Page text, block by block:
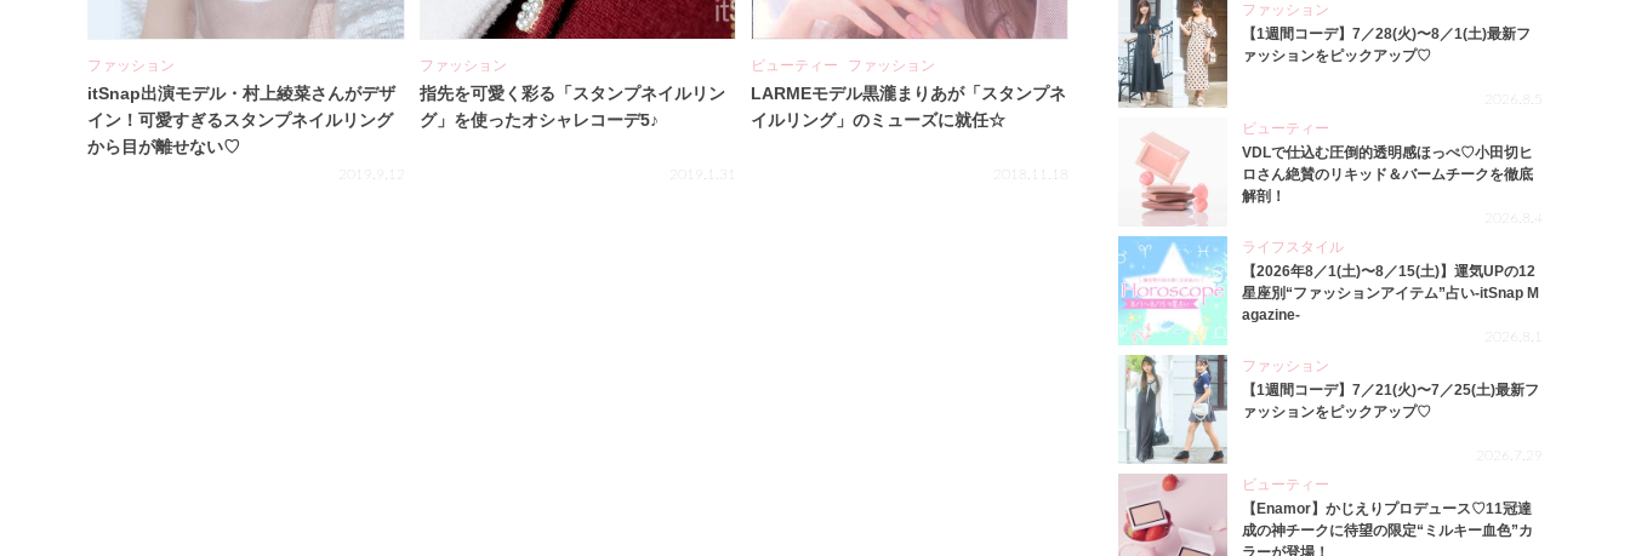
ファッション
itSnap出演モデル・村上綾菜さんがデザ
イン！可愛すぎるスタンプネイルリング
から目が離せない♡
2019.9.12
ファッション
指先を可愛く彩る「スタンプネイルリン
グ」を使ったオシャレコーデ5♪
2019.1.31
ビューティー ファッション
LARMEモデル黒瀧まりあが「スタンプネ
イルリング」のミューズに就任☆
2018.11.18
ファッション
【1週間コーデ】7／28(火)〜8／1(土)最新フ
ァッションをピックアップ♡
2026.8.5
ビューティー
VDLで仕込む圧倒的透明感ほっぺ♡小田切ヒ
ロさん絶賛のリキッド＆バームチークを徹底
解剖！
2026.8.4
ライフスタイル
【2026年8／1(土)〜8／15(土)】運気UPの12
星座別“ファッションアイテム”占い-itSnap M
agazine-
2026.8.1
ファッション
【1週間コーデ】7／21(火)〜7／25(土)最新フ
ァッションをピックアップ♡
2026.7.29
ビューティー
【Enamor】かじえりプロデュース♡11冠達
成の神チークに待望の限定“ミルキー血色”カ
ラーが登場！